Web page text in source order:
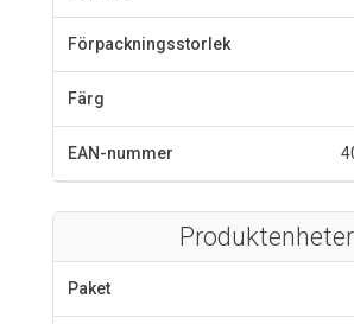
Förpackningsstorlek
Färg
EAN-nummer
Produktenheter
Paket